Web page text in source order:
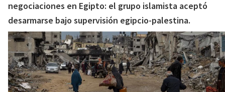
negociaciones en Egipto: el grupo islamista aceptó
desarmarse bajo supervisión egipcio-palestina.